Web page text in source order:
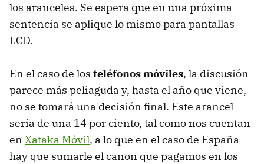
los aranceles. Se espera que en una próxima
sentencia se aplique lo mismo para pantallas
LCD.
En el caso de los teléfonos móviles, la discusión
parece más peliaguda y, hasta el año que viene,
no se tomará una decisión final. Este arancel
sería de una 14 por ciento, tal como nos cuentan
en Xataka Móvil, a lo que en el caso de España
hay que sumarle el canon que pagamos en los